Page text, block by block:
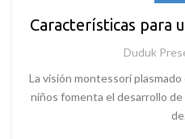
Características para
Duduk
La visión montessori
niños fomenta el desarrollo